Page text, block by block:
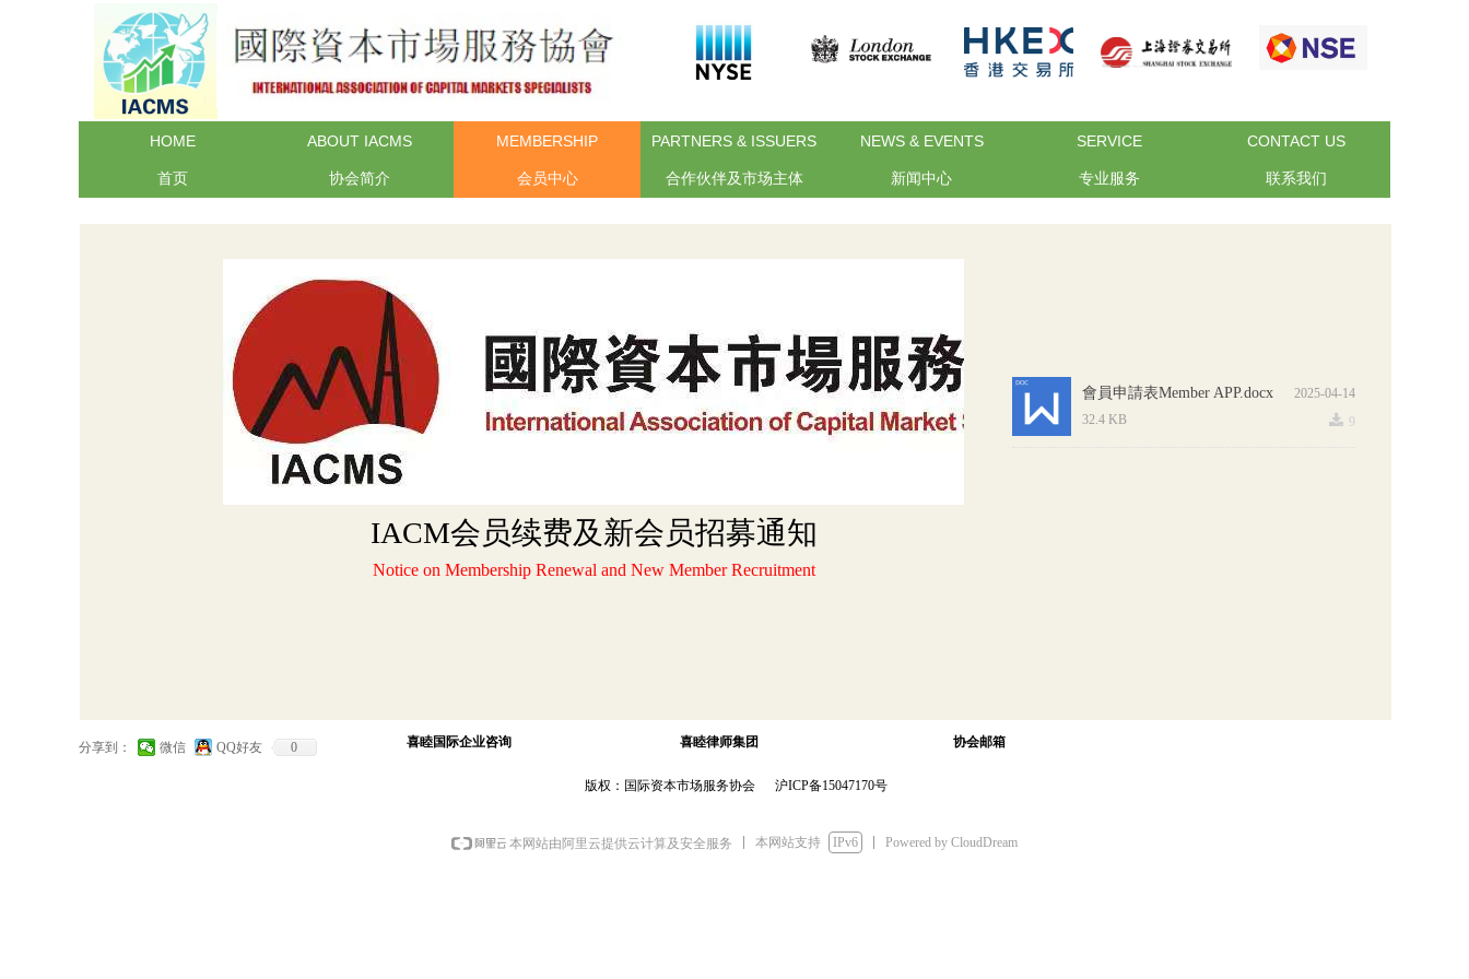
HOME ABOUT IACMS MEMBERSHIP PARTNERS & ISSUERS NEWS & EVENTS SERVICE CONTACT US
首页 协会简介 会员中心 合作伙伴及市场主体 新闻中心 专业服务 联系我们
2025-04-14
會員申請表Member APP.docx
끂 9
32.4 KB
IACM会员续费及新会员招募通知
Notice on Membership Renewal and New Member Recruitment
分享到： 微信 QQ好友 0 喜睦国际企业咨询 喜睦律师集团 协会邮箱
版权：国际资本市场服务协会 沪ICP备15047170号
本网站由阿里云提供云计算及安全服务 本网站支持 IPv6 Powered by CloudDream